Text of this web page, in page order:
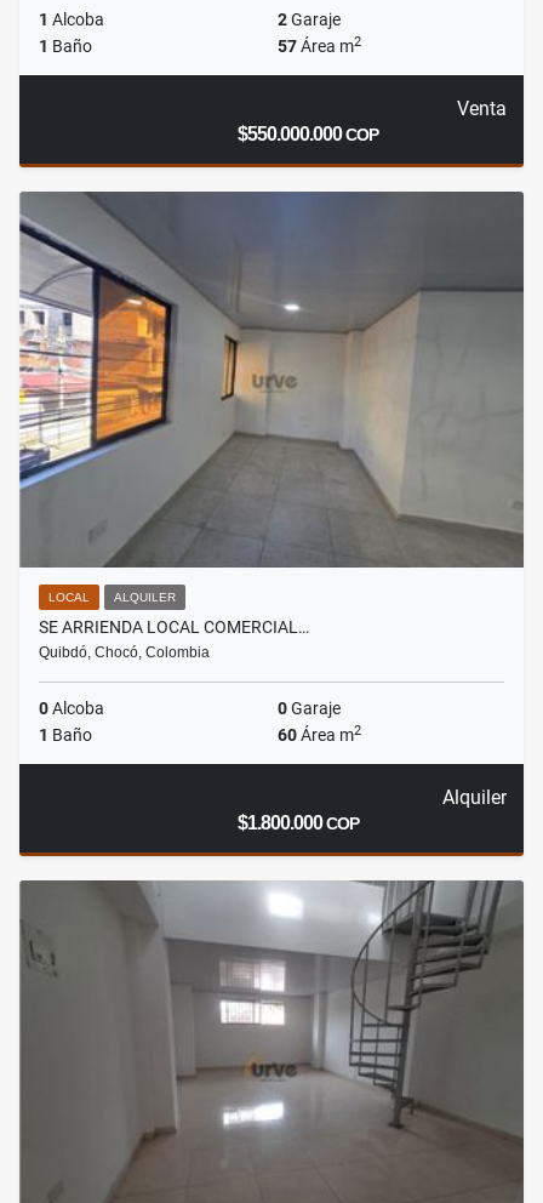
1 Alcoba 2Garaje
1 Baño 57Área m2
Venta
$550.000.000COP
LOCAL ALQUILER
SE ARRIENDA LOCAL COMERCIAL…
Quibdó, Chocó, Colombia
0Alcoba 0Garaje
1 Baño 60Área m2
Alquiler
$1.800.000COP